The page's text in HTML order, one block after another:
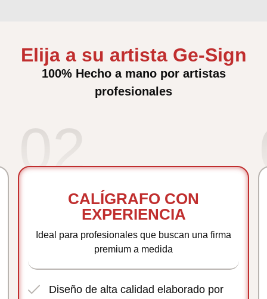
Elija a su artista Ge-Sign
100% Hecho a mano por artistas
profesionales
02
CALÍGRAFO CON
EXPERIENCIA
Ideal para profesionales que buscan una firma
premium a medida
Diseño de alta calidad elaborado por